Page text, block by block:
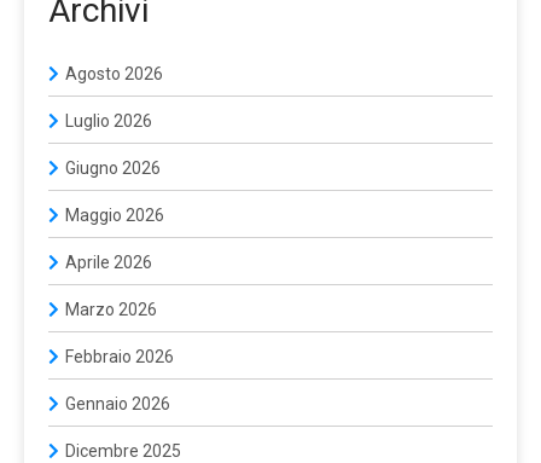
Archivi
Agosto 2026
Luglio 2026
Giugno 2026
Maggio 2026
Aprile 2026
Marzo 2026
Febbraio 2026
Gennaio 2026
Dicembre 2025